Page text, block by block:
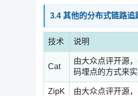
3.4 其他的分布式链路追
技术 说明
Cat
由大众点评开源
码埋点的方式来
ZipK
由大众点评开源